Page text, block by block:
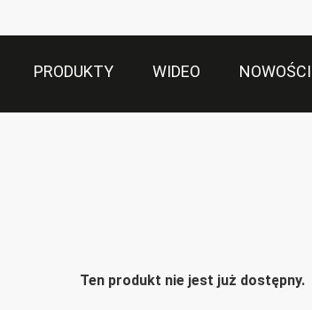
PRODUKTY WIDEO NOWOŚCI
Ten produkt nie jest już dostępny.